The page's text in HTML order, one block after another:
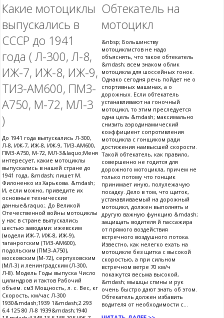
Какие мотоциклы
выпускались в
СССР до 1941
года ( Л-300, Л-8,
ИЖ-7, ИЖ-8, ИЖ-9,
ТИЗ-АМ600, ПМЗ-
А750, М-72, МЛ-3
)
До 1941 года выпускались Л-300,
Л-8, ИЖ-7, ИЖ-8, ИЖ-9, ТИЗ-АМ600,
ПМЗ-А750, М-72, МЛ-3&laquo;Меня
интересует, какие мотоциклы
выпускались в нашей стране до
1941 года, &mdash; пишет М.
Филоненко из Харькова. &mdash;
И, если можно, приведите их
основные технические
данные&raquo;. До Великой
Отечественной войны мотоциклы
у нас в стране выпускались
шестью заводами: ижевским
(модели ИЖ-7, ИЖ-8, ИЖ-9),
таганрогским (ТИЗ-АМ600),
подольским (ПМЗ-А750),
московским (М-72), серпуховским
(МЛ-3) и ленинградским (Л-300,
Л-8). Модель Годы выпуска Число
цилиндров и тактов Рабочий
объем. см3 Мощность, л. с. Вес, кг
Скорость, км/час Л-300
1930&mdash;1939 1&mdash;2 293
6.4 125 80 Л-8 1939&mdash;1940
Обтекатель на
мотоцикл
&nbsp; Большинству
мотоциклистов не надо
объяснять, что такое обтекатель
&mdash; всем знаком облик
мотоцикла для шоссейных гонок.
Однако сегодня речь пойдет не о
спортивных машинах, а о
дорожных. Если обтекатель
устанавливают на гоночный
мотоцикл, то этим преследуется
одна цель &mdash; максимально
снизить аэродинамический
коэффициент сопротивления
мотоцикла с гонщиком ради
достижения наивысшей скорости.
Такой обтекатель, как правило,
совершенно не годится для
дорожного мотоцикла, причем не
только потому что гонщик
принимает иную, полулежачую
посадку. Дело в том, что щиток,
устанавливаемый на дорожный
мотоцикл, должен выполнять и
другую важную функцию &mdash;
защищать водителя й пассажира
от прямого воздействия
встречного воздушного потока.
Известно, как нелегко ехать на
мотоцикле без щитка с высокой
скоростью, а при сильном
встречном ветре 70 км/ч
покажутся весьма высокой,
&mdash; мышцы спины и рук
очень быстро дают знать об этом.
Обтекатель должен избавить
водителя от необходимости с...